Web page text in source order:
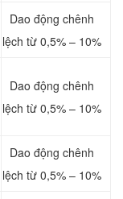
Dao động chênh
lệch từ 0,5% – 10%
Dao động chênh
lệch từ 0,5% – 10%
Dao động chênh
lệch từ 0,5% – 10%